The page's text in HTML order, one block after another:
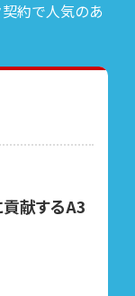
約で人気のあ
献するA3